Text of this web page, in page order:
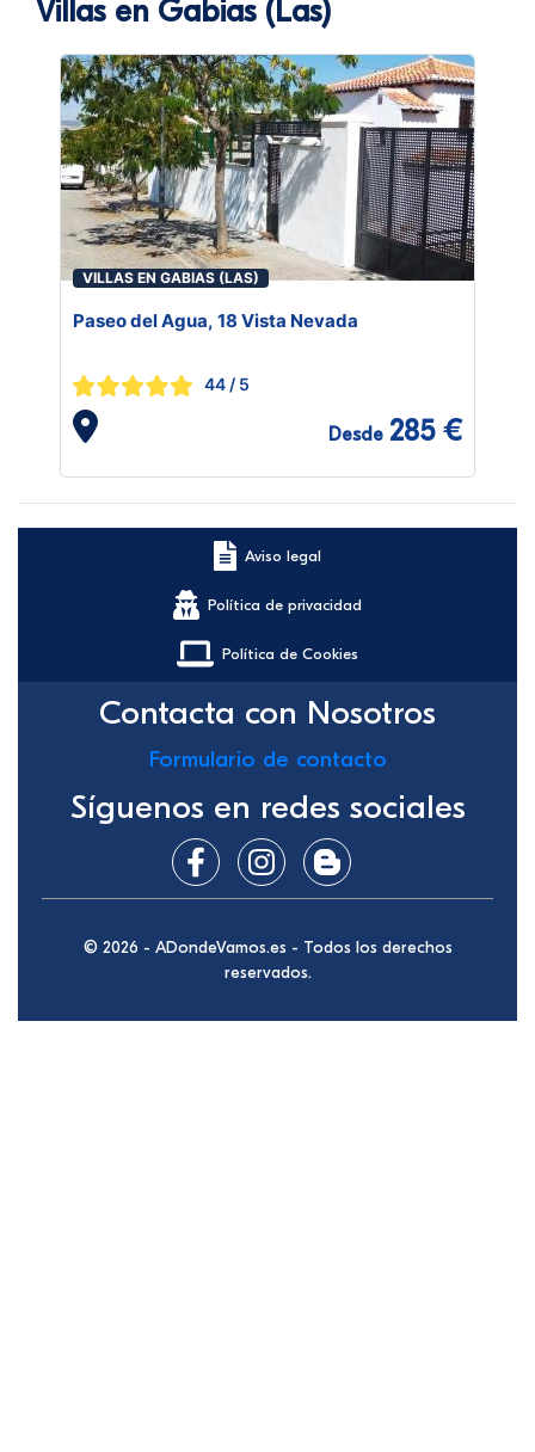
Villas en Gabias (Las)
VILLAS EN GABIAS (LAS)
Paseo del Agua, 18 Vista Nevada
44 / 5
Desde 285 €
Aviso legal
Política de privacidad
Política de Cookies
Contacta con Nosotros
Formulario de contacto
Síguenos en redes sociales
© 2026 - ADondeVamos.es - Todos los derechos
reservados.